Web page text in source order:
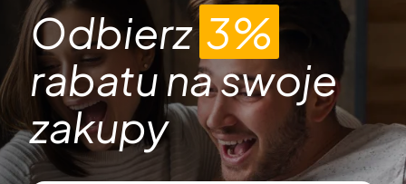
Odbierz3%
rabatu na swoje
zakupy